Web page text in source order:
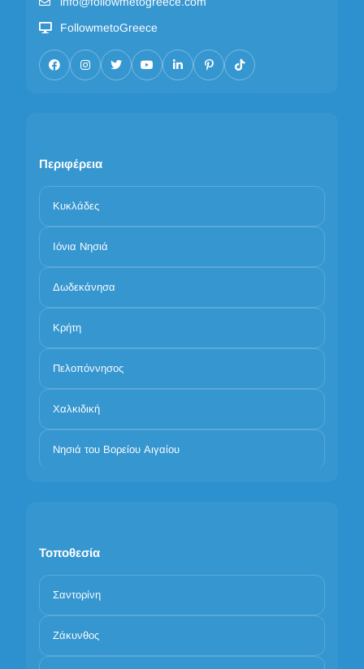
FollowmetoGreece
Περιφέρεια
Κυκλάδες
Ιόνια Νησιά
Δωδεκάνησα
Κρήτη
Πελοπόννησος
Χαλκιδική
Νησιά του Βορείου Αιγαίου
Τοποθεσία
Σαντορίνη
Ζάκυνθος